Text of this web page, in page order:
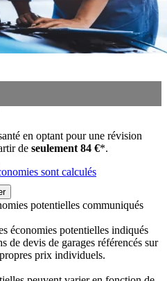
en optant pour une révision
de seulement 84 €*.
sont calculés
potentielles communiqués
économies potentielles indiqués
de devis de garages référencés sur
prix individuels.